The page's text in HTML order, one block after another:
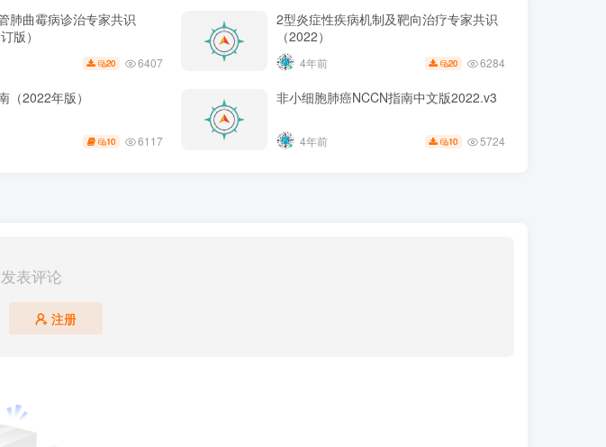
肺曲霉病诊治专家共识
版）
20 6407
2型炎症性疾病机制及靶向治疗专家共识
（2022）
4年前 20 6284
（2022年版）
10 6117
非小细胞肺癌NCCN指南中文版2022.v3
4年前 10 5724
表评论
注册